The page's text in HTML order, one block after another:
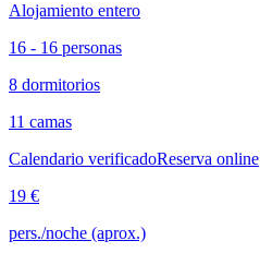
Alojamiento entero
16 - 16 personas
8 dormitorios
11 camas
Calendario verificadoReserva online
19 €
pers./noche (aprox.)